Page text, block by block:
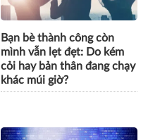
Bạn bè thành công còn
mình vẫn lẹt đẹt: Do kém
cỏi hay bản thân đang chạy
khác múi giờ?